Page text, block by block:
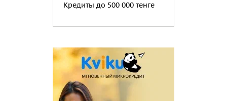
Кредиты до 500 000 тенге